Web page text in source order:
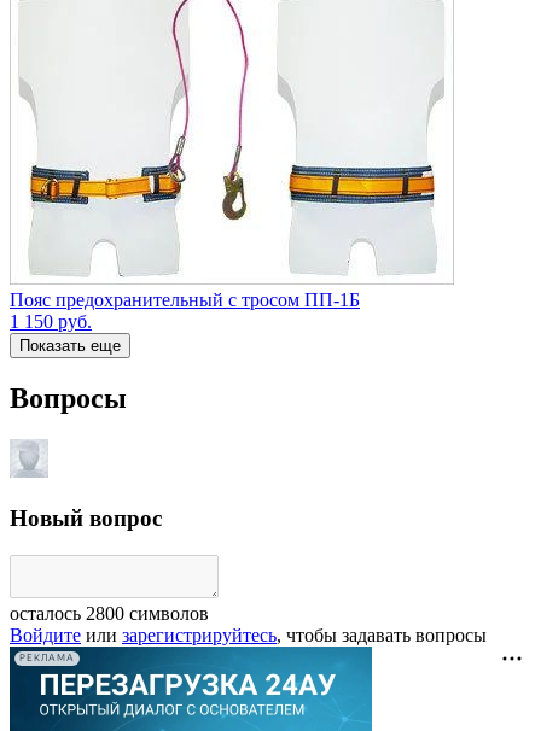
Пояс предохранительный с тросом ПП-1Б
1 150 руб.
Показать еще
Вопросы
Новый вопрос
осталось 2800 символов
Войдите или зарегистрируйтесь, чтобы задавать вопросы
РЕКЛАМА